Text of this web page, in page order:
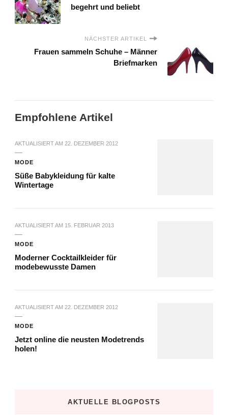
begehrt und beliebt
NÄCHSTER ARTIKEL
Frauen sammeln Schuhe – Männer
Briefmarken
Empfohlene Artikel
AKTUALISIERT AM 22. DEZEMBER 2012
MODE
Süße Babykleidung für kalte
Wintertage
AKTUALISIERT AM 15. FEBRUAR 2013
MODE
Moderner Cocktailkleider für
modebewusste Damen
AKTUALISIERT AM 22. DEZEMBER 2012
MODE
Jetzt online die neusten Modetrends
holen!
AKTUELLE BLOGPOSTS